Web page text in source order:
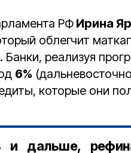
РФ Ирина
облегчит
Банки, реализуя
6%
которые они
и дальше,